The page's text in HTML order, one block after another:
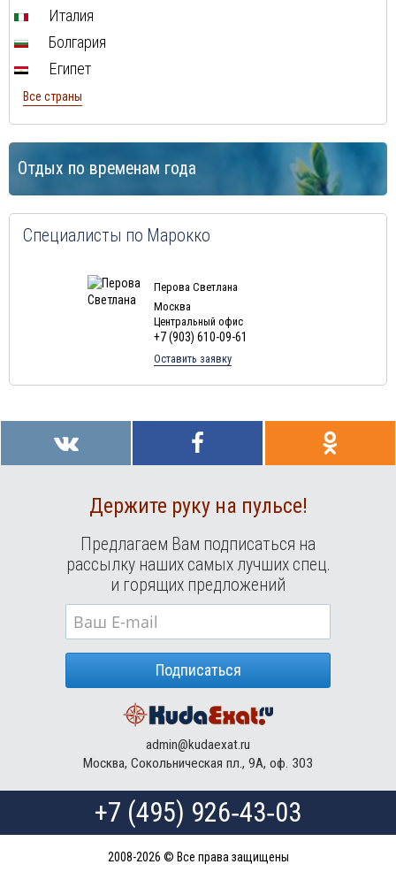
Италия
Болгария
Египет
Все страны
Отдых по временам года
Специалисты по Марокко
Перова Светлана
Москва
Центральный офис
+7 (903) 610-09-61
Оставить заявку
Держите руку на пульсе!
Предлагаем Вам подписаться на
рассылку наших самых лучших спец.
и горящих предложений
Подписаться
admin@kudaexat.ru
Москва, Сокольническая пл., 9А, оф. 303
+7 (495) 926‑43‑03
2008-2026 © Все права защищены